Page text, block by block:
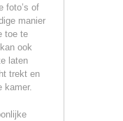
foto’s of
manier
toe te
ook
laten
trekt en
kamer.